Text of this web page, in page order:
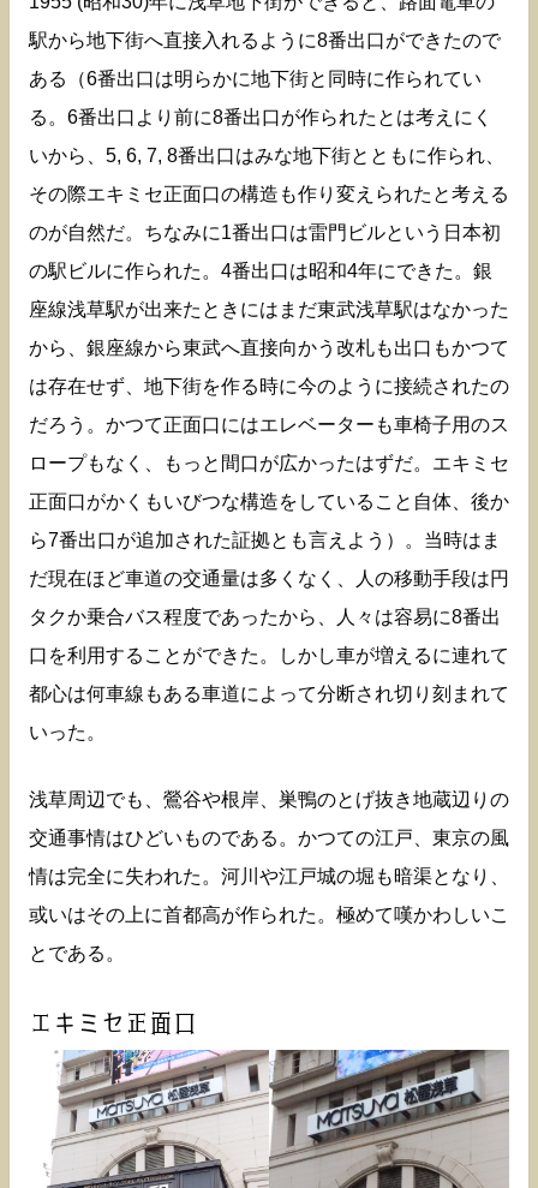
駅から地下街へ直接入れるように8番出口ができたので
ある（6番出口は明らかに地下街と同時に作られてい
る。6番出口より前に8番出口が作られたとは考えにく
いから、5, 6, 7, 8番出口はみな地下街とともに作られ、
その際エキミセ正面口の構造も作り変えられたと考える
のが自然だ。ちなみに1番出口は雷門ビルという日本初
の駅ビルに作られた。4番出口は昭和4年にできた。銀
座線浅草駅が出来たときにはまだ東武浅草駅はなかった
から、銀座線から東武へ直接向かう改札も出口もかつて
は存在せず、地下街を作る時に今のように接続されたの
だろう。かつて正面口にはエレベーターも車椅子用のス
ロープもなく、もっと間口が広かったはずだ。エキミセ
正面口がかくもいびつな構造をしていること自体、後か
ら7番出口が追加された証拠とも言えよう）。当時はま
だ現在ほど車道の交通量は多くなく、人の移動手段は円
タクか乗合バス程度であったから、人々は容易に8番出
口を利用することができた。しかし車が増えるに連れて
都心は何車線もある車道によって分断され切り刻まれて
いった。
浅草周辺でも、鶯谷や根岸、巣鴨のとげ抜き地蔵辺りの
交通事情はひどいものである。かつての江戸、東京の風
情は完全に失われた。河川や江戸城の堀も暗渠となり、
或いはその上に首都高が作られた。極めて嘆かわしいこ
とである。
エキミセ正面口